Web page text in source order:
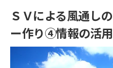
ＳＶによる風通し
ー作り④情報の活